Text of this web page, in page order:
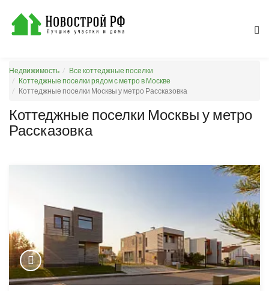
Недвижимость
Все коттеджные поселки
Коттеджные поселки рядом с метро в Москве
Коттеджные поселки Москвы у метро Рассказовка
Коттеджные поселки Москвы у метро
Рассказовка